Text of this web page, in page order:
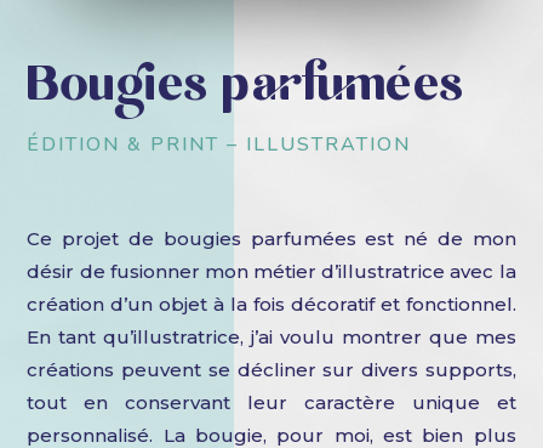
Bougies parfumées
ÉDITION & PRINT – ILLUSTRATION
Ce projet de bougies parfumées est né de mon
désir de fusionner mon métier d’illustratrice avec la
création d’un objet à la fois décoratif et fonctionnel.
En tant qu’illustratrice, j’ai voulu montrer que mes
créations peuvent se décliner sur divers supports,
tout en conservant leur caractère unique et
personnalisé. La bougie, pour moi, est bien plus